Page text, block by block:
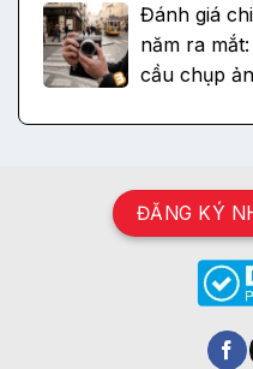
Đánh giá
năm ra
cầu chụp
ĐĂNG KÝ